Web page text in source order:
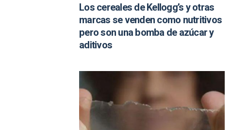
Los cereales de Kellogg’s y otras
marcas se venden como nutritivos
pero son una bomba de azúcar y
aditivos